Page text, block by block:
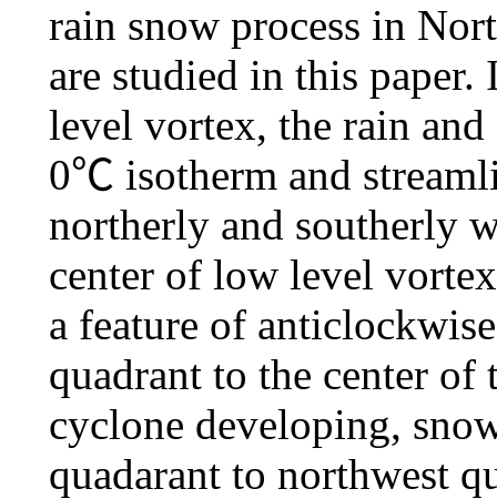
rain snow process in
are studied in this
level vortex, the rain
0℃ isotherm and
northerly and southerly
center of low level
a feature of
quadrant to the center
cyclone developing,
quadarant to northwest